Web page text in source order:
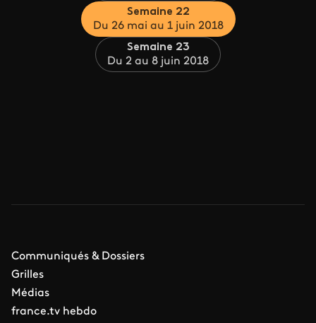
Semaine 22
Du 26 mai au 1 juin 2018
Semaine 23
Du 2 au 8 juin 2018
Communiqués & Dossiers
Grilles
Médias
france.tv hebdo